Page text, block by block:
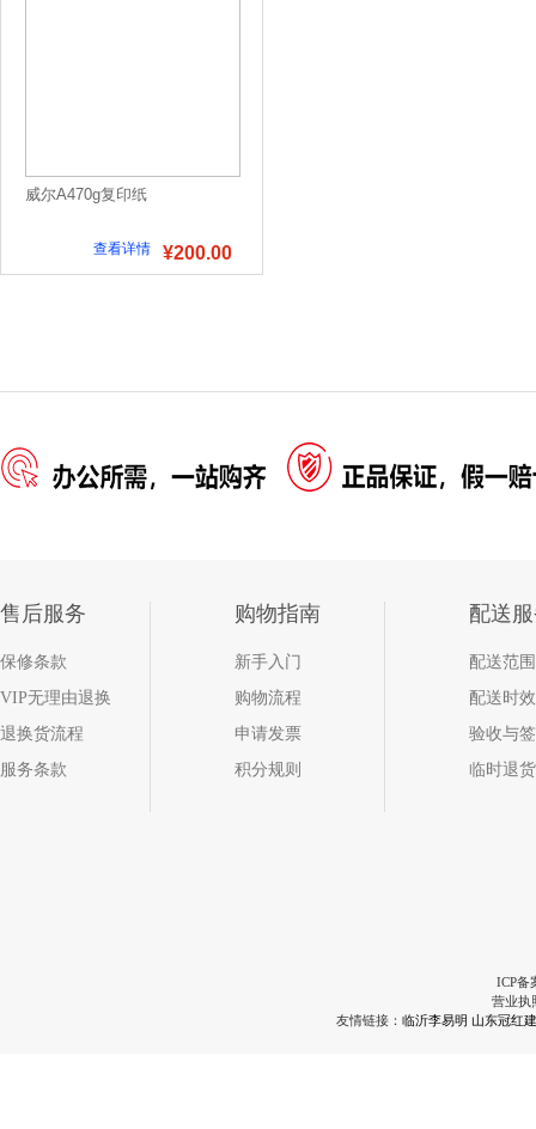
威尔A470g复印纸
¥200.00
查看详情
售后服务
保修条款
VIP无理由退换
退换货流程
服务条款
购物指南
新手入门
购物流程
申请发票
积分规则
配送
配送范围
配送时效
验收与
临时退货
ICP备
营业执
友情链接： 临沂李易明 山东冠红